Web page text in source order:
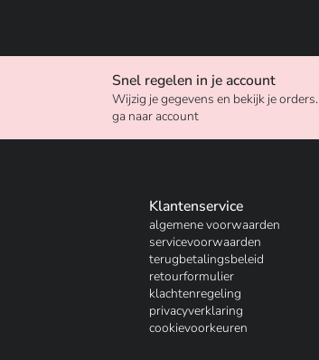
Snel regelen in je account
Wijzig je gegevens en bekijk je orders.
ga naar account
Klantenservice
algemene voorwaarden
servicevoorwaarden
terugbetalingsbeleid
retourformulier
klachtenregeling
privacyverklaring
cookievoorkeuren